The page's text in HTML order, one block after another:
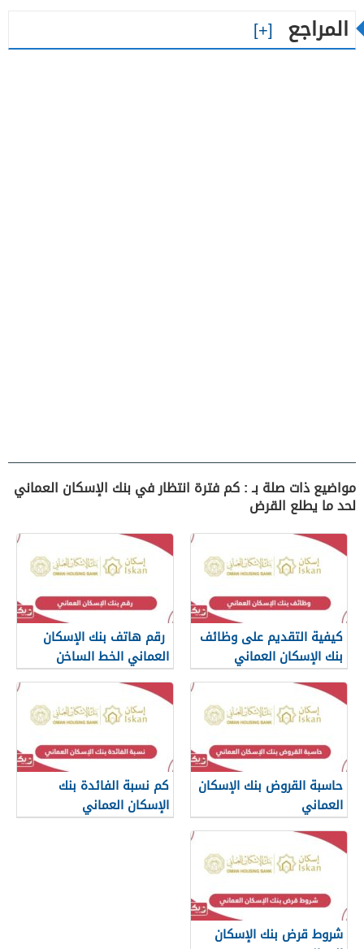
المراجع
مواضيع ذات صلة بـ : كم فترة انتظار في بنك الإسكان العماني
لحد ما يطلع القرض
كيفية التقديم على وظائف
بنك الإسكان العماني
رقم هاتف بنك الإسكان
العماني الخط الساخن
حاسبة القروض بنك الإسكان
العماني
كم نسبة الفائدة بنك
الإسكان العماني
شروط قرض بنك الإسكان